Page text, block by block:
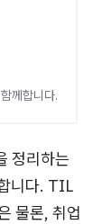
께합니다.
정리하는
니다. TIL
물론, 취업